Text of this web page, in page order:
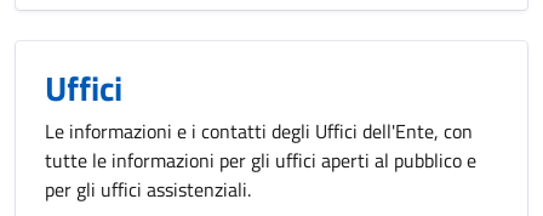
Uffici
Le informazioni e i contatti degli Uffici dell'Ente, con
tutte le informazioni per gli uffici aperti al pubblico e
per gli uffici assistenziali.